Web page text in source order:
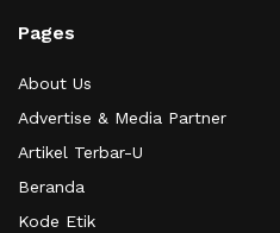
Pages
About Us
Advertise & Media Partner
Artikel Terbar-U
Beranda
Kode Etik